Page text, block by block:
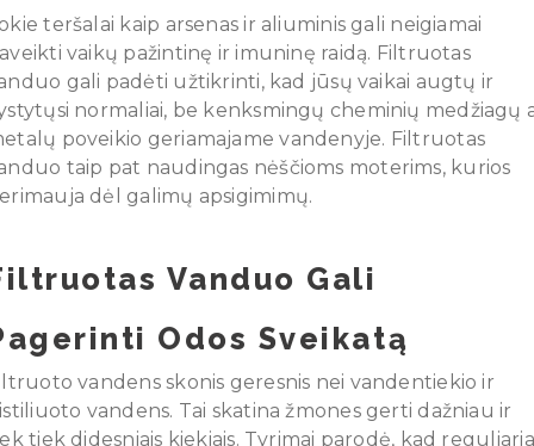
teršalai kaip arsenas ir aliuminis gali neigiamai
vaikų pažintinę ir imuninę raidą. Filtruotas
gali padėti užtikrinti, kad jūsų vaikai augtų ir
normaliai, be kenksmingų cheminių medžiagų
poveikio geriamajame vandenyje. Filtruotas
taip pat naudingas nėščioms moterims, kurios
dėl galimų apsigimimų.
Vanduo Gali
Odos Sveikatą
vandens skonis geresnis nei vandentiekio ir
vandens. Tai skatina žmones gerti dažniau ir
tiek didesniais kiekiais. Tyrimai parodė, kad